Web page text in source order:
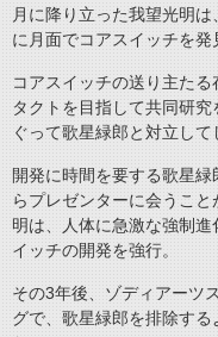
月に降り立った我望光明
に月面でコアスイッチを発
コアスイッチの送り主た
タクトを目指して共同研
ぐって歌星緑郎と対立して
開発に時間を要する歌星
らプレゼンターに会うこ
明は、人体に急激な強制
イッチの開発を強行。
その3年後、ゾディアーツ
グで、歌星緑郎を排除す